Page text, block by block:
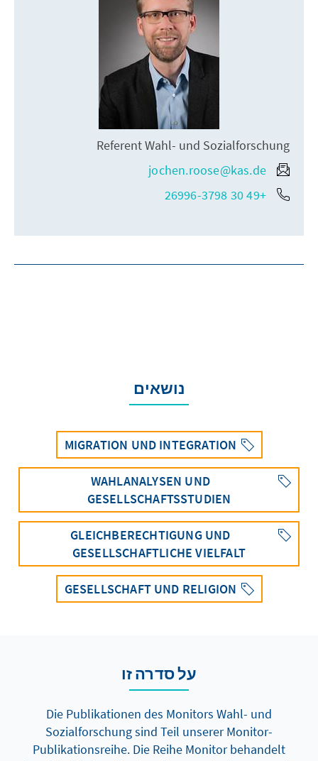
Referent Wahl- und Sozialforschung
jochen.roose@kas.de
+49 30 26996-3798
נושאים
MIGRATION UND INTEGRATION
WAHLANALYSEN UND
GESELLSCHAFTSSTUDIEN
GLEICHBERECHTIGUNG UND
GESELLSCHAFTLICHE VIELFALT
GESELLSCHAFT UND RELIGION
על סדרה זו
Die Publikationen des Monitors Wahl- und
Sozialforschung sind Teil unserer Monitor-
Publikationsreihe. Die Reihe Monitor behandelt